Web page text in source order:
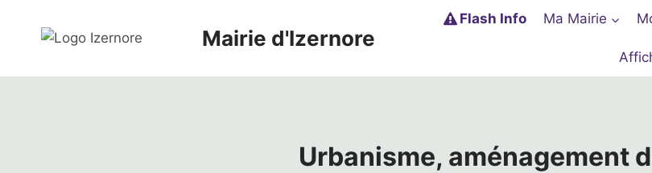
Mairie d'Izernore
Flash Info Ma Mairie
Urbanisme, aménagement